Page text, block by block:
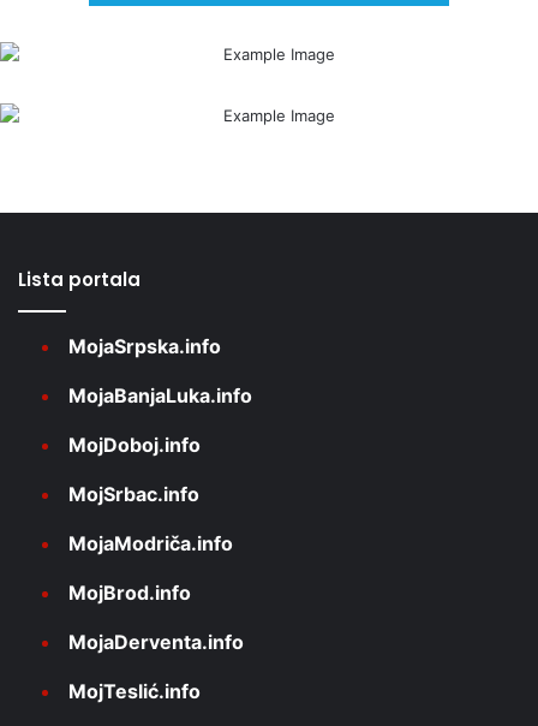
Lista portala
MojaSrpska.info
MojaBanjaLuka.info
MojDoboj.info
MojSrbac.info
MojaModriča.info
MojBrod.info
MojaDerventa.info
MojTeslić.info